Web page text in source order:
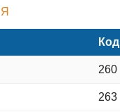
Я
Код
260
263